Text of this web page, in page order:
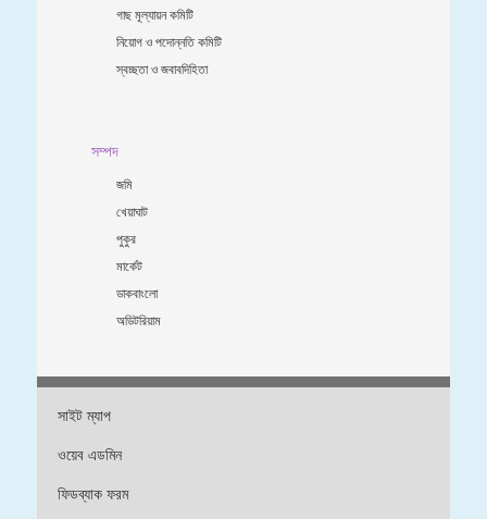
গাছ মূল্যায়ন কমিটি
নিয়োগ ও পদোন্নতি কমিটি
স্বচ্ছতা ও জবাবদিহিতা
সম্পদ
জমি
খেয়াঘাট
পুকুর
মার্কেট
ডাকবাংলো
অডিটরিয়াম
সাইট ম্যাপ
ওয়েব এডমিন
ফিডব্যাক ফরম